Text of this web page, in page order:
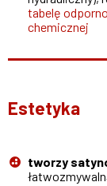
tabelę
chemicznej
Estetyka
tworzy